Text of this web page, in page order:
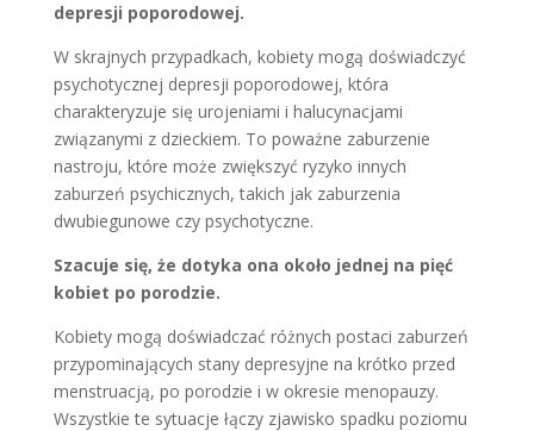
depresji poporodowej.
W skrajnych przypadkach, kobiety mogą doświadczyć
psychotycznej depresji poporodowej, która
charakteryzuje się urojeniami i halucynacjami
związanymi z dzieckiem. To poważne zaburzenie
nastroju, które może zwiększyć ryzyko innych
zaburzeń psychicznych, takich jak zaburzenia
dwubiegunowe czy psychotyczne.
Szacuje się, że dotyka ona około jednej na pięć
kobiet po porodzie.
Kobiety mogą doświadczać różnych postaci zaburzeń
przypominających stany depresyjne na krótko przed
menstruacją, po porodzie i w okresie menopauzy.
Wszystkie te sytuacje łączy zjawisko spadku poziomu